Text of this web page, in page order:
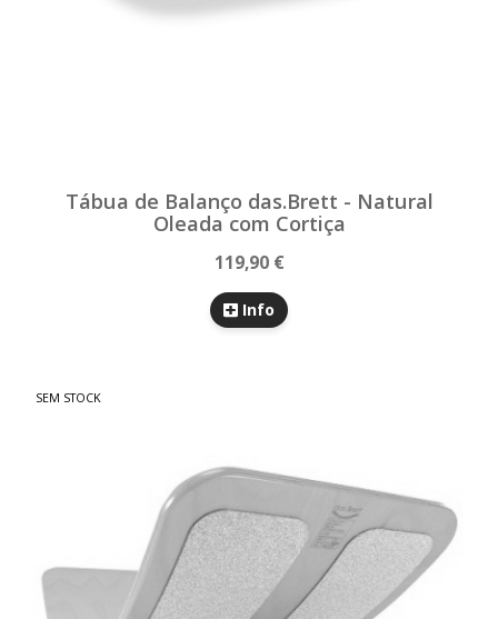
Tábua de Balanço das.Brett - Natural
Oleada com Cortiça
119,90 €
Info
SEM STOCK